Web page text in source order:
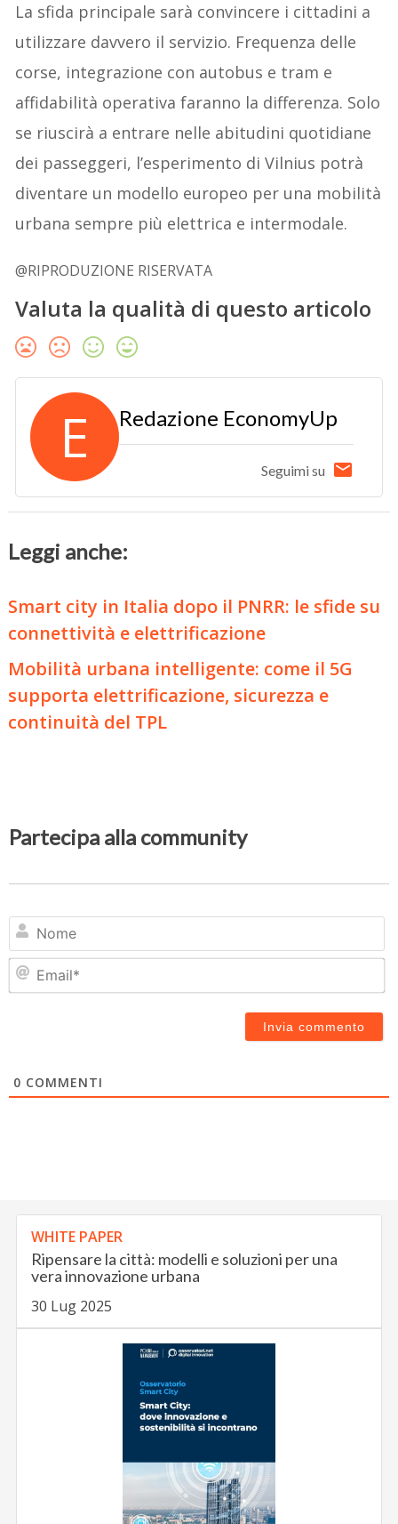
La sfida principale sarà convincere i cittadini a
utilizzare davvero il servizio. Frequenza delle
corse, integrazione con autobus e tram e
affidabilità operativa faranno la differenza. Solo
se riuscirà a entrare nelle abitudini quotidiane
dei passeggeri, l’esperimento di Vilnius potrà
diventare un modello europeo per una mobilità
urbana sempre più elettrica e intermodale.
@RIPRODUZIONE RISERVATA
Valuta la qualità di questo articolo
E Redazione EconomyUp
Seguimi su
Leggi anche:
Smart city in Italia dopo il PNRR: le sfide su
connettività e elettrificazione
Mobilità urbana intelligente: come il 5G
supporta elettrificazione, sicurezza e
continuità del TPL
Partecipa alla community
0 COMMENTI
WHITE PAPER
Ripensare la città: modelli e soluzioni per una
vera innovazione urbana
30 Lug 2025